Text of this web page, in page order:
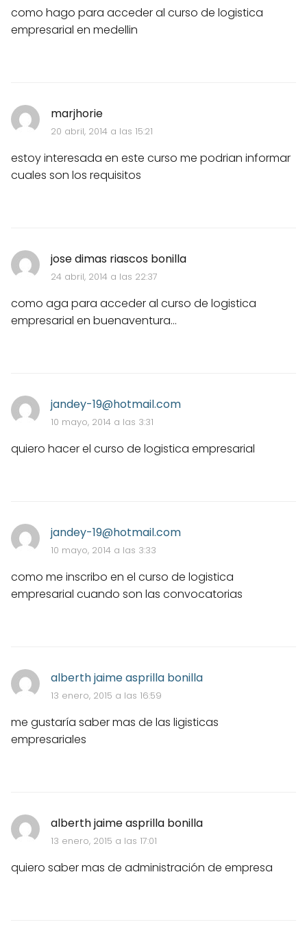
como hago para acceder al curso de logistica
empresarial en medellin
marjhorie
20 abril, 2014 a las 15:21
estoy interesada en este curso me podrian informar
cuales son los requisitos
jose dimas riascos bonilla
24 abril, 2014 a las 22:37
como aga para acceder al curso de logistica
empresarial en buenaventura...
jandey-19@hotmail.com
10 mayo, 2014 a las 3:31
quiero hacer el curso de logistica empresarial
jandey-19@hotmail.com
10 mayo, 2014 a las 3:33
como me inscribo en el curso de logistica
empresarial cuando son las convocatorias
alberth jaime asprilla bonilla
13 enero, 2015 a las 16:59
me gustaría saber mas de las ligisticas
empresariales
alberth jaime asprilla bonilla
13 enero, 2015 a las 17:01
quiero saber mas de administración de empresa